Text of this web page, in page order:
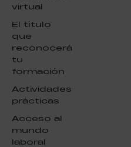
virtual
El título
que
reconocerá
tu
formación
Actividades
prácticas
Acceso al
mundo
laboral